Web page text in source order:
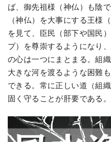
ば、御先祖様（神仏）も陰
（神仏）を大事にする王様
を見て、臣民（部下や国民
プ）を尊崇するようになり
の心は一つにまとまる。組
大きな河を渡るような困難
できる。常に正しい道（組
固く守ることが肝要である。